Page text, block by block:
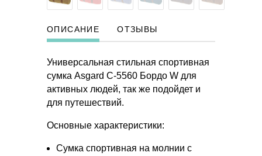
ОПИСАНИЕ ОТЗЫВЫ
Универсальная стильная спортивная
сумка Asgard С-5560 Бордо W для
активных людей, так же подойдет и
для путешествий.
Основные характеристики:
Сумка спортивная на молнии с